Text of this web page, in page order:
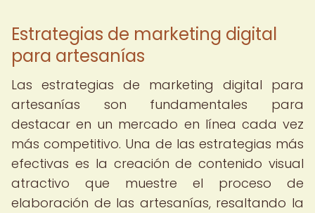
Estrategias de marketing digital
para artesanías
Las estrategias de marketing digital para
artesanías son fundamentales para
destacar en un mercado en línea cada vez
más competitivo. Una de las estrategias más
efectivas es la creación de contenido visual
atractivo que muestre el proceso de
elaboración de las artesanías, resaltando la